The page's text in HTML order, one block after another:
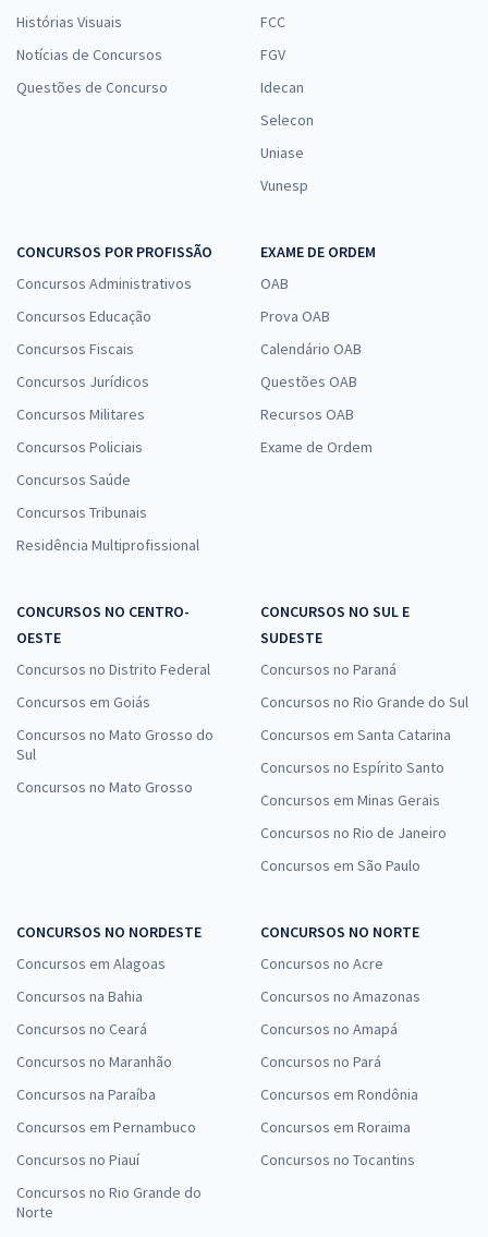
Histórias Visuais
Notícias de Concursos
Questões de Concurso
FCC
FGV
Idecan
Selecon
Uniase
Vunesp
CONCURSOS POR PROFISSÃO
Concursos Administrativos
Concursos Educação
Concursos Fiscais
Concursos Jurídicos
Concursos Militares
Concursos Policiais
Concursos Saúde
Concursos Tribunais
Residência Multiprofissional
EXAME DE ORDEM
OAB
Prova OAB
Calendário OAB
Questões OAB
Recursos OAB
Exame de Ordem
CONCURSOS NO CENTRO-
OESTE
Concursos no Distrito Federal
Concursos em Goiás
Concursos no Mato Grosso do
Sul
Concursos no Mato Grosso
CONCURSOS NO SUL E
SUDESTE
Concursos no Paraná
Concursos no Rio Grande do Sul
Concursos em Santa Catarina
Concursos no Espírito Santo
Concursos em Minas Gerais
Concursos no Rio de Janeiro
Concursos em São Paulo
CONCURSOS NO NORDESTE
Concursos em Alagoas
Concursos na Bahia
Concursos no Ceará
Concursos no Maranhão
Concursos na Paraíba
Concursos em Pernambuco
Concursos no Piauí
Concursos no Rio Grande do
Norte
CONCURSOS NO NORTE
Concursos no Acre
Concursos no Amazonas
Concursos no Amapá
Concursos no Pará
Concursos em Rondônia
Concursos em Roraima
Concursos no Tocantins